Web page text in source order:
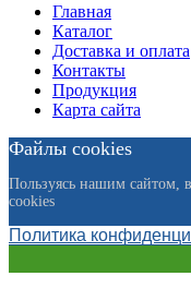
Главная
Каталог
Доставка и оплата
Контакты
Продукция
Карта сайта
Файлы cookies
Пользуясь нашим сайтом,
cookies
Политика